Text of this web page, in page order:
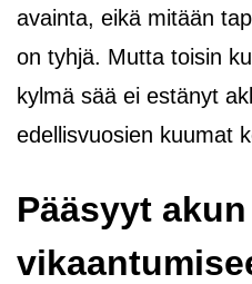
avainta, eikä mitään
on tyhjä. Mutta toisin
kylmä sää ei estänyt
edellisvuosien kuumat
Pääsyyt akun